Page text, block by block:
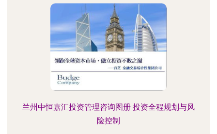
兰州中恒嘉汇投资管理咨询图册 投资全程规划与风
险控制